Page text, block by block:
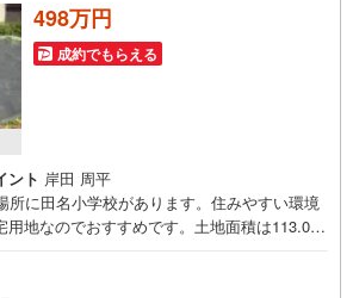
498万円
成約でもらえる
ント 岸田 周平
所に田名小学校があります。住みやすい環境
用地なのでおすすめです。土地面積は113.06
となっています。立地している第一種住居地